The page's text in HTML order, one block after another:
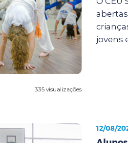
335 visualizações
jovens
12/08/